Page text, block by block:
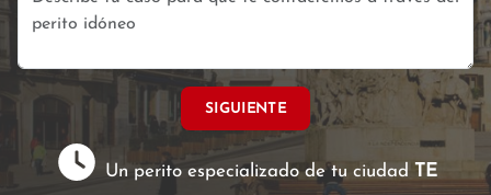
SIGUIENTE
Un perito especializado de tu ciudad TE